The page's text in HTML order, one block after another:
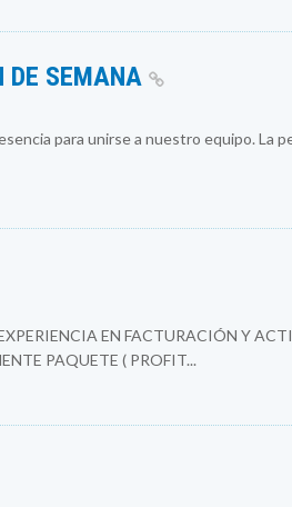
DE SEMANA
para unirse a nuestro equipo. La
EN FACTURACIÓN Y
PAQUETE ( PROFIT...